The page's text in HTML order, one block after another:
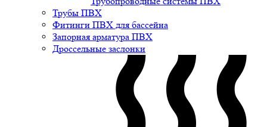
Трубы ПВХ
Фитинги ПВХ для бассейна
Запорная арматура ПВХ
Дроссельные заслонки